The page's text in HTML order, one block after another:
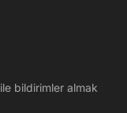
bildirimler almak